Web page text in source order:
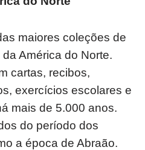
maiores coleções de
da América do Norte.
cartas, recibos,
exercícios escolares e
mais de 5.000 anos.
do período dos
a época de Abraão.